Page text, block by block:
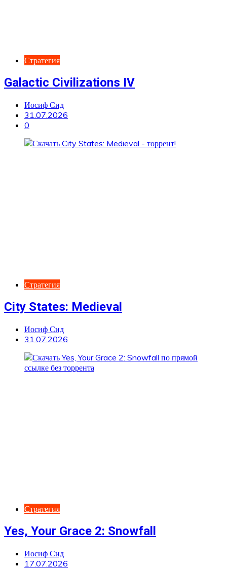
Стратегия
Galactic Civilizations IV
Иосиф Сид
31.07.2026
0
Стратегия
City States: Medieval
Иосиф Сид
31.07.2026
Стратегия
Yes, Your Grace 2: Snowfall
Иосиф Сид
17.07.2026